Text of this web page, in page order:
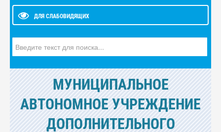
ДЛЯ СЛАБОВИДЯЩИХ
МУНИЦИПАЛЬНОЕ
АВТОНОМНОЕ УЧРЕЖДЕНИЕ
ДОПОЛНИТЕЛЬНОГО